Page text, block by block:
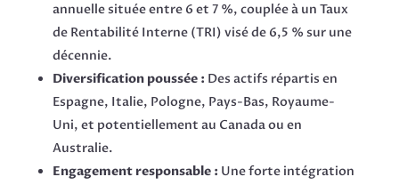
annuelle située entre 6 et 7 %, couplée à un Taux
de Rentabilité Interne (TRI) visé de 6,5 % sur une
décennie.
Diversification poussée : Des actifs répartis en
Espagne, Italie, Pologne, Pays-Bas, Royaume-
Uni, et potentiellement au Canada ou en
Australie.
Engagement responsable : Une forte intégration